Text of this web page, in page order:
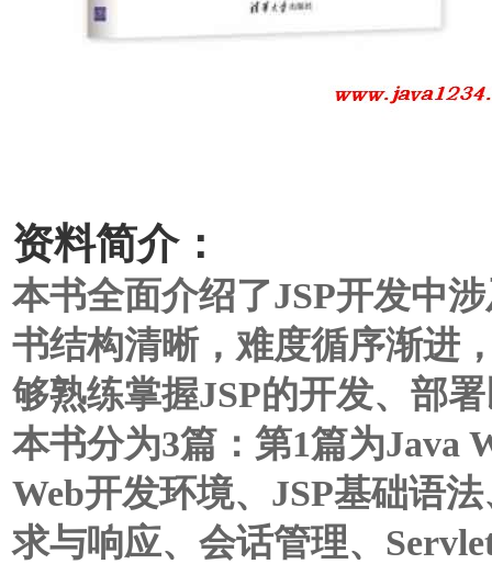
资料简介：
本书全面介绍了JSP开发中
书结构清晰，难度循序渐进
够熟练掌握JSP的开发、部
本书分为3篇：第1篇为Java
Web开发环境、JSP基础语
求与响应、会话管理、